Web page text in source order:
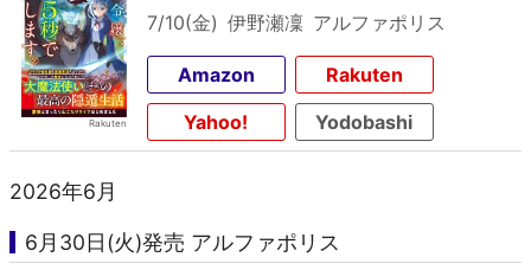
7/10(金) 伊野瀬凜 アルファポリス
Amazon
Rakuten
Yahoo!
Yodobashi
2026年6月
6月30日(火)発売 アルファポリス